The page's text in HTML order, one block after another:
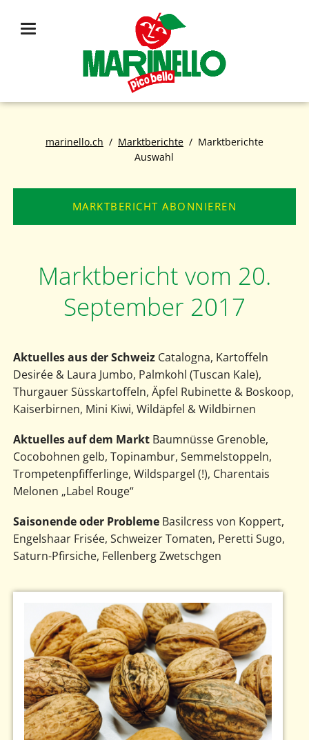
marinello.ch Marktberichte
Marktberichte
Auswahl
MARKTBERICHT ABONNIEREN
Marktbericht vom 20.
September 2017
Aktuelles aus der SchweizCatalogna, Kartoffeln
Desirée & Laura Jumbo, Palmkohl (Tuscan Kale),
Thurgauer Süsskartoffeln, Äpfel Rubinette & Boskoop,
Kaiserbirnen, Mini Kiwi, Wildäpfel & Wildbirnen
Aktuelles auf dem MarktBaumnüsse Grenoble,
Cocobohnen gelb, Topinambur, Semmelstoppeln,
Trompetenpfifferlinge, Wildspargel (!), Charentais
Melonen „Label Rouge“
Saisonende oder Probleme Basilcress von Koppert,
Engelshaar Frisée, Schweizer Tomaten, Peretti Sugo,
Saturn-Pfirsiche, Fellenberg Zwetschgen